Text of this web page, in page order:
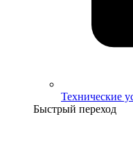
Технические
Быстрый переход